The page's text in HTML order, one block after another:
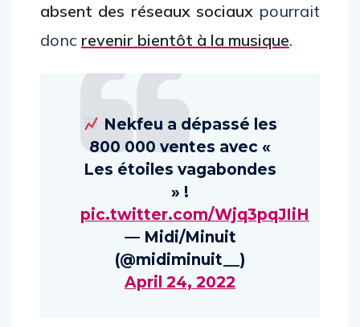
absent des réseaux sociauxpourrait
donc revenir bientôt à la musique.
Nekfeu a dépassé les
800 000 ventes avec «
Les étoiles vagabondes
» !
pic.twitter.com/Wjq3pqJIiH
— Midi/Minuit
(@midiminuit__)
April 24, 2022